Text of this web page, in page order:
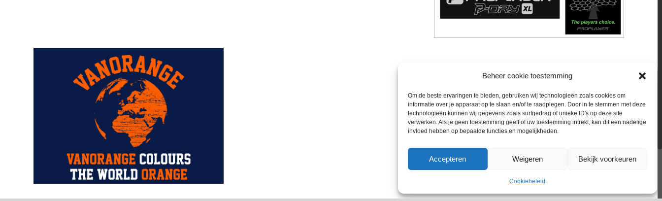
Beheer cookie toestemming
Om de beste ervaringen te bieden, gebruiken wij technologieën zoals cookies om
informatie over je apparaat op te slaan en/of te raadplegen. Door in te stemmen met deze
technologieën kunnen wij gegevens zoals surfgedrag of unieke ID's op deze site
verwerken. Als je geen toestemming geeft of uw toestemming intrekt, kan dit een nadelige
invloed hebben op bepaalde functies en mogelijkheden.
Accepteren Weigeren Bekijk voorkeuren
Cookiebeleid